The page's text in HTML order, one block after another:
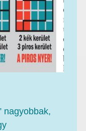
nagyobbak,